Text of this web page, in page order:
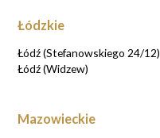
Łódzkie
Łódź (Stefanowskiego 24/12)
Łódź (Widzew)
Mazowieckie